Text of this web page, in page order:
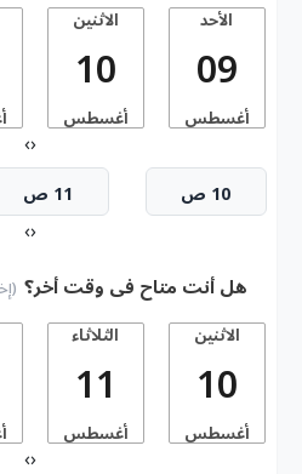
الأحد
09
أغسطس
الاثنين
10
أغسطس
‹
›
10 ص 11 ص
‹
›
هل أنت متاح فى وقت أخر؟
الاثنين
10
أغسطس
الثلاثاء
11
أغسطس
‹
›